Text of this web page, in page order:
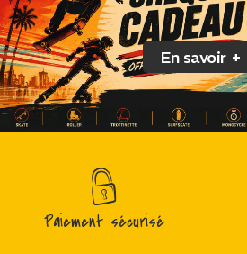
En savoir +
Paiement sécurisé